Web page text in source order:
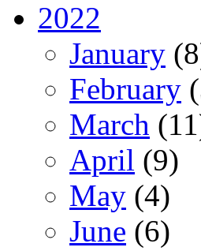
2022
January
February
March
April (9)
May (4)
June (6)